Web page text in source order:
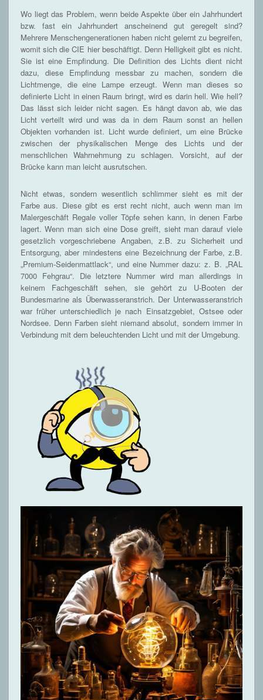
Wo liegt das Problem, wenn beide Aspekte über ein Jahrhundert
bzw. fast ein Jahrhundert anscheinend gut geregelt sind?
Mehrere Menschengenerationen haben nicht gelernt zu begreifen,
womit sich die CIE hier beschäftigt. Denn Helligkeit gibt es nicht.
Sie ist eine Empfindung. Die Definition des Lichts dient nicht
dazu, diese Empfindung messbar zu machen, sondern die
Lichtmenge, die eine Lampe erzeugt. Wenn man dieses so
definierte Licht in einen Raum bringt, wird es darin hell. Wie hell?
Das lässt sich leider nicht sagen. Es hängt davon ab, wie das
Licht verteilt wird und was da in dem Raum sonst an hellen
Objekten vorhanden ist. Licht wurde definiert, um eine Brücke
zwischen der physikalischen Menge des Lichts und der
menschlichen Wahrnehmung zu schlagen. Vorsicht, auf der
Brücke kann man leicht ausrutschen.
Nicht etwas, sondern wesentlich schlimmer sieht es mit der
Farbe aus. Diese gibt es erst recht nicht, auch wenn man im
Malergeschäft Regale voller Töpfe sehen kann, in denen Farbe
lagert. Wenn man sich eine Dose greift, sieht man darauf viele
gesetzlich vorgeschriebene Angaben, z.B. zu Sicherheit und
Entsorgung, aber mindestens eine Bezeichnung der Farbe, z.B.
„Premium-Seidenmattlack“, und eine Nummer dazu: z. B. „RAL
7000 Fehgrau“. Die letztere Nummer wird man allerdings in
keinem Fachgeschäft sehen, sie gehört zu U-Booten der
Bundesmarine als Überwasseranstrich. Der Unterwasseranstrich
war früher unterschiedlich je nach Einsatzgebiet, Ostsee oder
Nordsee. Denn Farben sieht niemand absolut, sondern immer in
Verbindung mit dem beleuchtenden Licht und mit der Umgebung.